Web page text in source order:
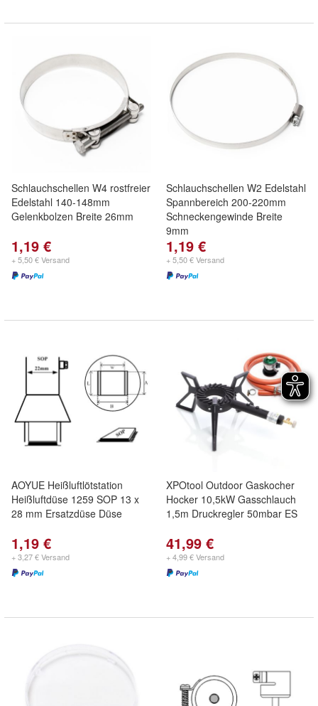
Schlauchschellen W4 rostfreier
Edelstahl 140-148mm
Gelenkbolzen Breite 26mm
1,19 €
+ 5,50 € Versand
Schlauchschellen W2 Edelstahl
Spannbereich 200-220mm
Schneckengewinde Breite
9mm
1,19 €
+ 5,50 € Versand
AOYUE Heißluftlötstation
Heißluftdüse 1259 SOP 13 x
28 mm Ersatzdüse Düse
1,19 €
+ 3,27 € Versand
XPOtool Outdoor Gaskocher
Hocker 10,5kW Gasschlauch
1,5m Druckregler 50mbar ES
41,99 €
+ 4,99 € Versand